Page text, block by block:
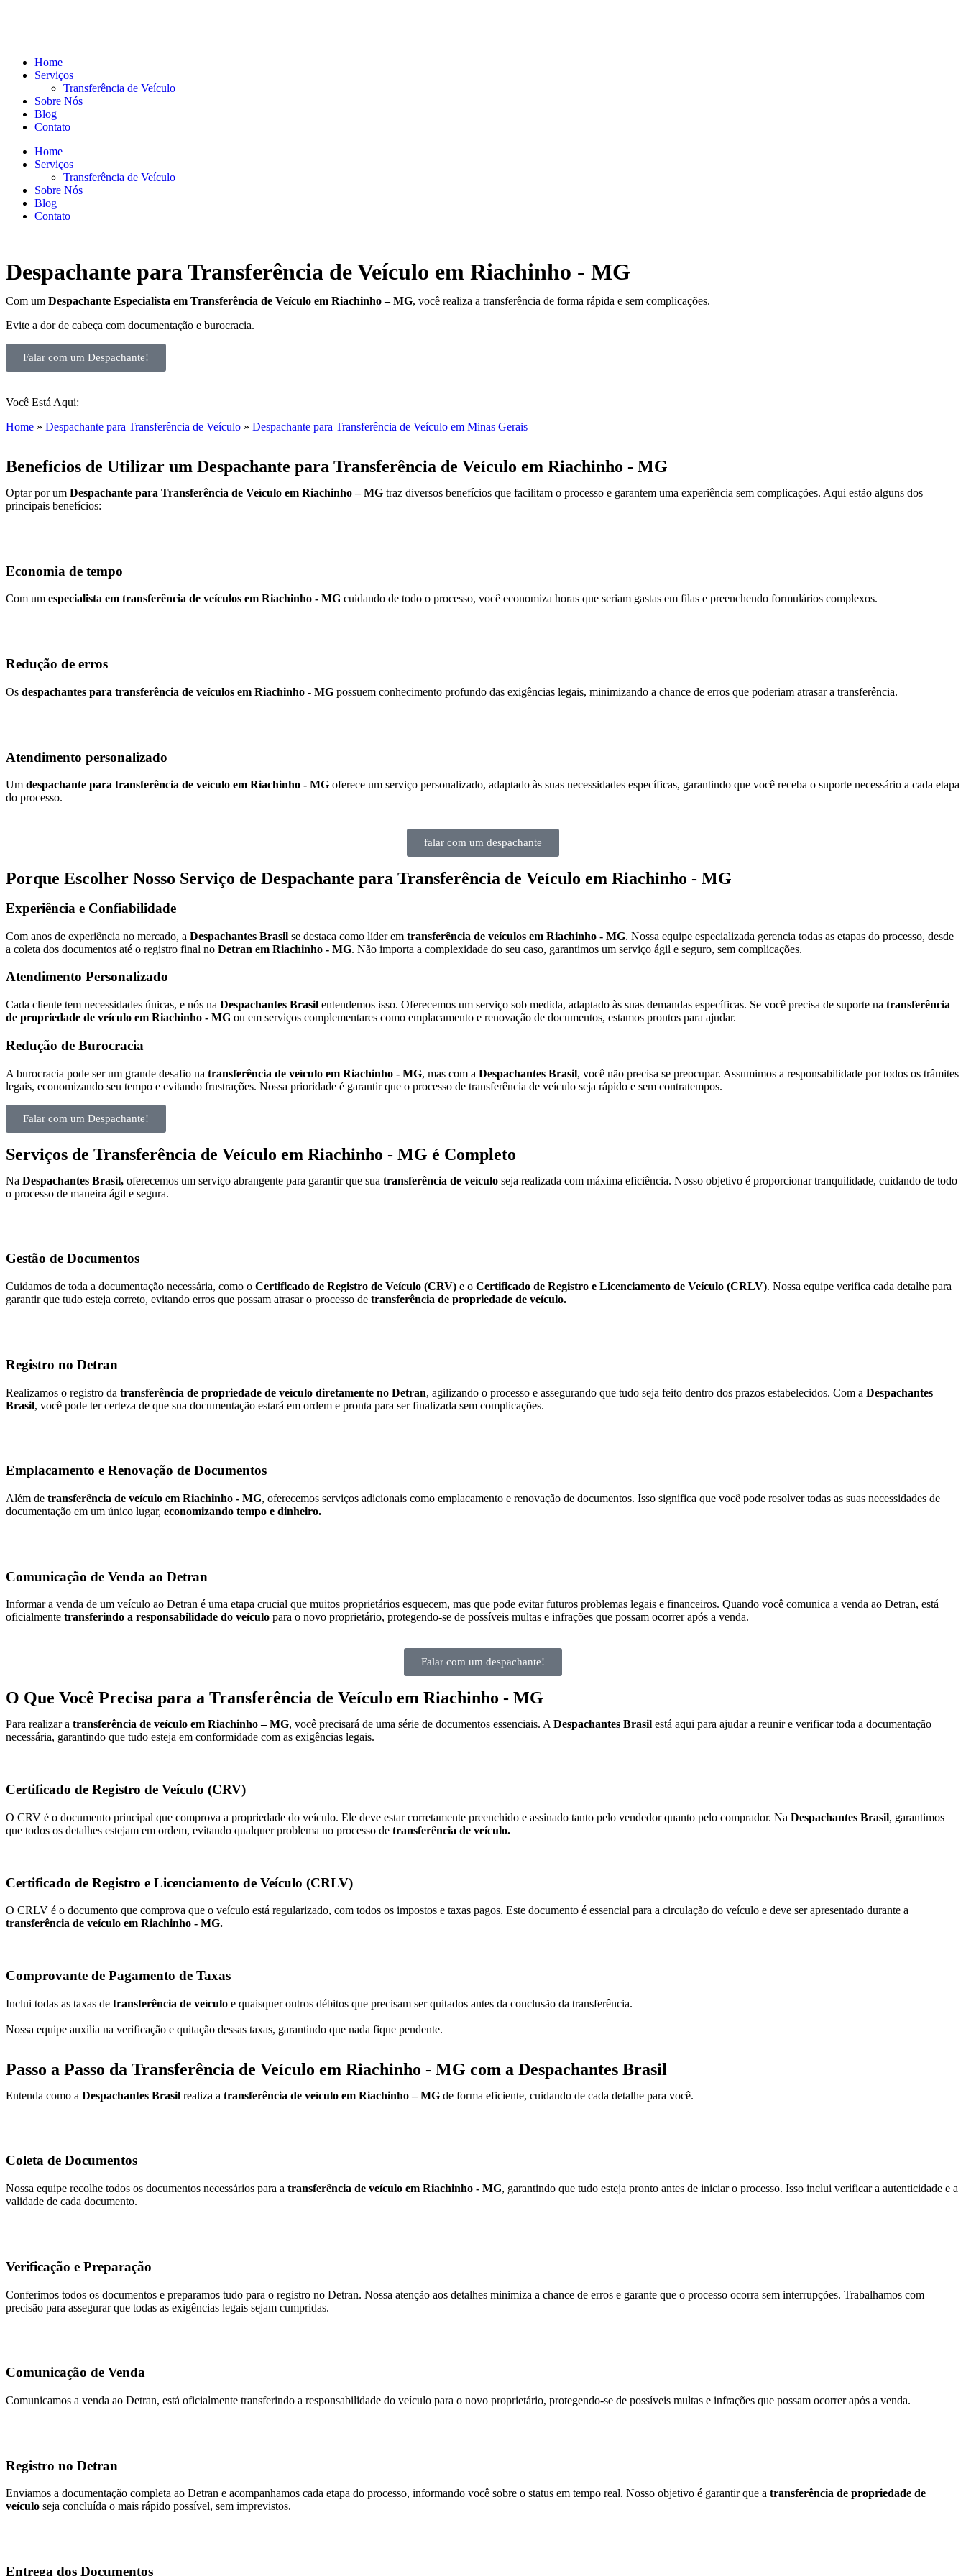
Home
Serviços
Transferência de Veículo
Sobre Nós
Blog
Contato
Home
Serviços
Transferência de Veículo
Sobre Nós
Blog
Contato
Despachante para Transferência de Veículo em Riachinho - MG
Com um Despachante Especialista em Transferência de Veículo em Riachinho – MG, você realiza a transferência de forma rápida e sem complicações.
Evite a dor de cabeça com documentação e burocracia.
Falar com um Despachante!
Você Está Aqui:
Home » Despachante para Transferência de Veículo » Despachante para Transferência de Veículo em Minas Gerais
Benefícios de Utilizar um Despachante para Transferência de Veículo em Riachinho - MG
Optar por um Despachante para Transferência de Veículo em Riachinho – MG traz diversos benefícios que facilitam o processo e garantem uma experiência sem complicações. Aqui estão alguns dos
principais benefícios:
Economia de tempo
Com um especialista em transferência de veículos em Riachinho - MG cuidando de todo o processo, você economiza horas que seriam gastas em filas e preenchendo formulários complexos.
Redução de erros
Os despachantes para transferência de veículos em Riachinho - MG possuem conhecimento profundo das exigências legais, minimizando a chance de erros que poderiam atrasar a transferência.
Atendimento personalizado
Um despachante para transferência de veículo em Riachinho - MG oferece um serviço personalizado, adaptado às suas necessidades específicas, garantindo que você receba o suporte necessário a cada etapa
do processo.
falar com um despachante
Porque Escolher Nosso Serviço de Despachante para Transferência de Veículo em Riachinho - MG
Experiência e Confiabilidade
Com anos de experiência no mercado, a Despachantes Brasil se destaca como líder em transferência de veículos em Riachinho - MG. Nossa equipe especializada gerencia todas as etapas do processo, desde
a coleta dos documentos até o registro final no Detran em Riachinho - MG. Não importa a complexidade do seu caso, garantimos um serviço ágil e seguro, sem complicações.
Atendimento Personalizado
Cada cliente tem necessidades únicas, e nós na Despachantes Brasil entendemos isso. Oferecemos um serviço sob medida, adaptado às suas demandas específicas. Se você precisa de suporte na transferência
de propriedade de veículo em Riachinho - MG ou em serviços complementares como emplacamento e renovação de documentos, estamos prontos para ajudar.
Redução de Burocracia
A burocracia pode ser um grande desafio na transferência de veículo em Riachinho - MG, mas com a Despachantes Brasil, você não precisa se preocupar. Assumimos a responsabilidade por todos os trâmites
legais, economizando seu tempo e evitando frustrações. Nossa prioridade é garantir que o processo de transferência de veículo seja rápido e sem contratempos.
Falar com um Despachante!
Serviços de Transferência de Veículo em Riachinho - MG é Completo
Na Despachantes Brasil, oferecemos um serviço abrangente para garantir que sua transferência de veículo seja realizada com máxima eficiência. Nosso objetivo é proporcionar tranquilidade, cuidando de todo
o processo de maneira ágil e segura.
Gestão de Documentos
Cuidamos de toda a documentação necessária, como o Certificado de Registro de Veículo (CRV) e o Certificado de Registro e Licenciamento de Veículo (CRLV). Nossa equipe verifica cada detalhe para
garantir que tudo esteja correto, evitando erros que possam atrasar o processo de transferência de propriedade de veículo.
Registro no Detran
Realizamos o registro da transferência de propriedade de veículo diretamente no Detran, agilizando o processo e assegurando que tudo seja feito dentro dos prazos estabelecidos. Com a Despachantes
Brasil, você pode ter certeza de que sua documentação estará em ordem e pronta para ser finalizada sem complicações.
Emplacamento e Renovação de Documentos
Além de transferência de veículo em Riachinho - MG, oferecemos serviços adicionais como emplacamento e renovação de documentos. Isso significa que você pode resolver todas as suas necessidades de
documentação em um único lugar, economizando tempo e dinheiro.
Comunicação de Venda ao Detran
Informar a venda de um veículo ao Detran é uma etapa crucial que muitos proprietários esquecem, mas que pode evitar futuros problemas legais e financeiros. Quando você comunica a venda ao Detran, está
oficialmente transferindo a responsabilidade do veículo para o novo proprietário, protegendo-se de possíveis multas e infrações que possam ocorrer após a venda.
Falar com um despachante!
O Que Você Precisa para a Transferência de Veículo em Riachinho - MG
Para realizar a transferência de veículo em Riachinho – MG, você precisará de uma série de documentos essenciais. A Despachantes Brasil está aqui para ajudar a reunir e verificar toda a documentação
necessária, garantindo que tudo esteja em conformidade com as exigências legais.
Certificado de Registro de Veículo (CRV)
O CRV é o documento principal que comprova a propriedade do veículo. Ele deve estar corretamente preenchido e assinado tanto pelo vendedor quanto pelo comprador. Na Despachantes Brasil, garantimos
que todos os detalhes estejam em ordem, evitando qualquer problema no processo de transferência de veículo.
Certificado de Registro e Licenciamento de Veículo (CRLV)
O CRLV é o documento que comprova que o veículo está regularizado, com todos os impostos e taxas pagos. Este documento é essencial para a circulação do veículo e deve ser apresentado durante a
transferência de veículo em Riachinho - MG.
Comprovante de Pagamento de Taxas
Inclui todas as taxas de transferência de veículo e quaisquer outros débitos que precisam ser quitados antes da conclusão da transferência.
Nossa equipe auxilia na verificação e quitação dessas taxas, garantindo que nada fique pendente.
Passo a Passo da Transferência de Veículo em Riachinho - MG com a Despachantes Brasil
Entenda como a Despachantes Brasil realiza a transferência de veículo em Riachinho – MG de forma eficiente, cuidando de cada detalhe para você.
Coleta de Documentos
Nossa equipe recolhe todos os documentos necessários para a transferência de veículo em Riachinho - MG, garantindo que tudo esteja pronto antes de iniciar o processo. Isso inclui verificar a autenticidade e a
validade de cada documento.
Verificação e Preparação
Conferimos todos os documentos e preparamos tudo para o registro no Detran. Nossa atenção aos detalhes minimiza a chance de erros e garante que o processo ocorra sem interrupções. Trabalhamos com
precisão para assegurar que todas as exigências legais sejam cumpridas.
Comunicação de Venda
Comunicamos a venda ao Detran, está oficialmente transferindo a responsabilidade do veículo para o novo proprietário, protegendo-se de possíveis multas e infrações que possam ocorrer após a venda.
Registro no Detran
Enviamos a documentação completa ao Detran e acompanhamos cada etapa do processo, informando você sobre o status em tempo real. Nosso objetivo é garantir que a transferência de propriedade de
veículo seja concluída o mais rápido possível, sem imprevistos.
Entrega dos Documentos